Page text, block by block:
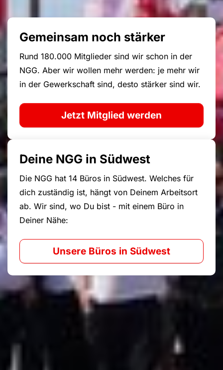
Gemeinsam noch stärker
Rund 180.000 Mitglieder sind wir schon in der
NGG. Aber wir wollen mehr werden: je mehr wir
in der Gewerkschaft sind, desto stärker sind wir.
Jetzt Mitglied werden
Deine NGG in Südwest
Die NGG hat 14 Büros in Südwest. Welches für
dich zuständig ist, hängt von Deinem Arbeitsort
ab. Wir sind, wo Du bist - mit einem Büro in
Deiner Nähe:
Unsere Büros in Südwest